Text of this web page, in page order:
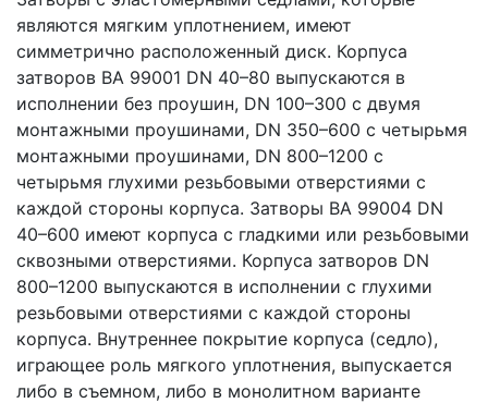
являются мягким уплотнением, имеют
симметрично расположенный диск. Корпуса
затворов ВА 99001 DN 40–80 выпускаются в
исполнении без проушин, DN 100–300 с двумя
монтажными проушинами, DN 350–600 с четырьмя
монтажными проушинами, DN 800–1200 с
четырьмя глухими резьбовыми отверстиями с
каждой стороны корпуса. Затворы ВА 99004 DN
40–600 имеют корпуса с гладкими или резьбовыми
сквозными отверстиями. Корпуса затворов DN
800–1200 выпускаются в исполнении с глухими
резьбовыми отверстиями с каждой стороны
корпуса. Внутреннее покрытие корпуса (седло),
играющее роль мягкого уплотнения, выпускается
либо в съемном, либо в монолитном варианте